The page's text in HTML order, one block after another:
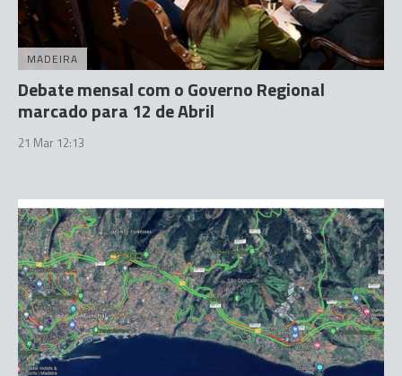
MADEIRA
Debate mensal com o Governo Regional
marcado para 12 de Abril
21 Mar 12:13